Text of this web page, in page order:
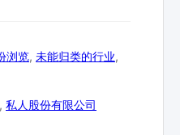
浏览, 未能归类的行业,
, 私人股份有限公司